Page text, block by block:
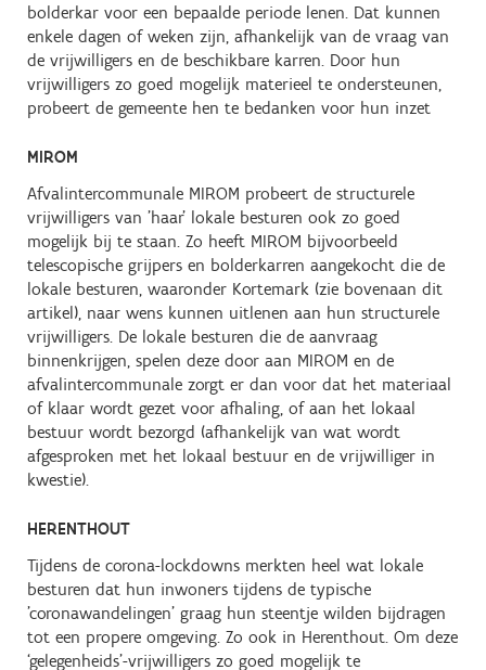
bolderkar voor een bepaalde periode lenen. Dat kunnen
enkele dagen of weken zijn, afhankelijk van de vraag van
de vrijwilligers en de beschikbare karren. Door hun
vrijwilligers zo goed mogelijk materieel te ondersteunen,
probeert de gemeente hen te bedanken voor hun inzet
MIROM
Afvalintercommunale MIROM probeert de structurele
vrijwilligers van 'haar' lokale besturen ook zo goed
mogelijk bij te staan. Zo heeft MIROM bijvoorbeeld
telescopische grijpers en bolderkarren aangekocht die de
lokale besturen, waaronder Kortemark (zie bovenaan dit
artikel), naar wens kunnen uitlenen aan hun structurele
vrijwilligers. De lokale besturen die de aanvraag
binnenkrijgen, spelen deze door aan MIROM en de
afvalintercommunale zorgt er dan voor dat het materiaal
of klaar wordt gezet voor afhaling, of aan het lokaal
bestuur wordt bezorgd (afhankelijk van wat wordt
afgesproken met het lokaal bestuur en de vrijwilliger in
kwestie).
HERENTHOUT
Tijdens de corona-lockdowns merkten heel wat lokale
besturen dat hun inwoners tijdens de typische
'coronawandelingen' graag hun steentje wilden bijdragen
tot een propere omgeving. Zo ook in Herenthout. Om deze
‘gelegenheids’-vrijwilligers zo goed mogelijk te